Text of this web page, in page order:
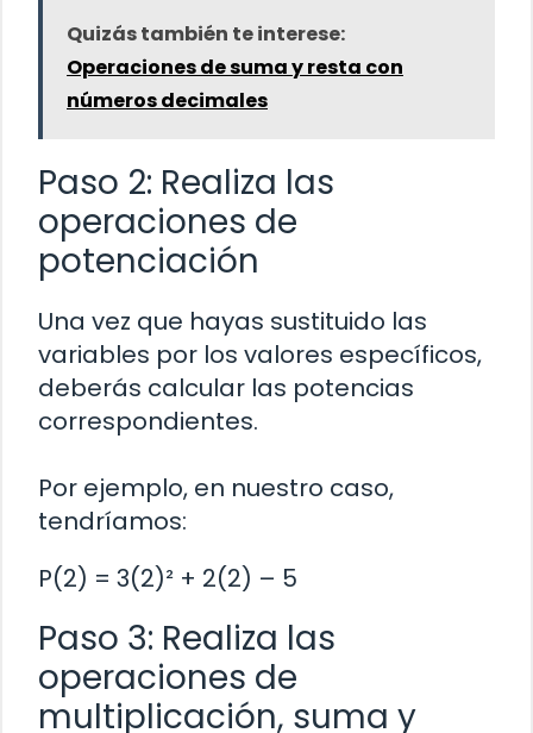
Quizás también te interese:
Operaciones de suma y resta con
números decimales
Paso 2: Realiza las
operaciones de
potenciación
Una vez que hayas sustituido las
variables por los valores específicos,
deberás calcular las potencias
correspondientes.
Por ejemplo, en nuestro caso,
tendríamos:
P(2) = 3(2)² + 2(2) – 5
Paso 3: Realiza las
operaciones de
multiplicación, suma y